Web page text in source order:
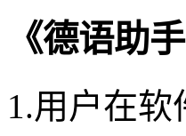
《德语助
1.用户在